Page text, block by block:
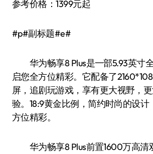
参考价格：1399元起
#p#副标题#e#
华为畅享8 Plus是一部5.93英寸
启您全方位精彩。它配备了
屏，追剧玩游戏，享有更大视野，
验。18:9黄金比例，简约时尚的设
方位精彩。
华为畅享8 Plus前置1600万高清